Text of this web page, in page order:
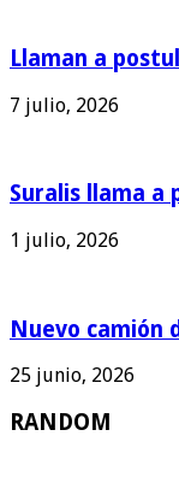
Llaman a
7 julio, 2026
Suralis llama a
1 julio, 2026
Nuevo camión
25 junio, 2026
RANDOM